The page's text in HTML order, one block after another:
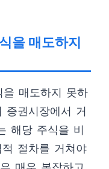
을 매도하지
매도하지 못하
증권시장에서 거
해당 주식을 비
절차를 거쳐야